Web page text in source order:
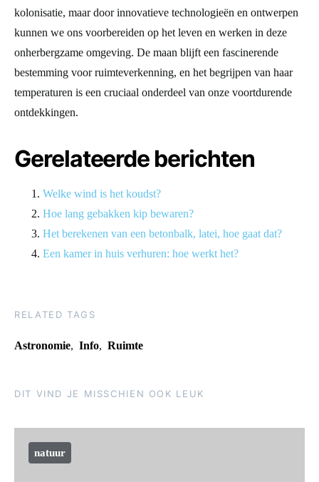
kolonisatie, maar door innovatieve technologieën en ontwerpen
kunnen we ons voorbereiden op het leven en werken in deze
onherbergzame omgeving. De maan blijft een fascinerende
bestemming voor ruimteverkenning, en het begrijpen van haar
temperaturen is een cruciaal onderdeel van onze voortdurende
ontdekkingen.
Gerelateerde berichten
Welke wind is het koudst?
Hoe lang gebakken kip bewaren?
Het berekenen van een betonbalk, latei, hoe gaat dat?
Een kamer in huis verhuren: hoe werkt het?
RELATED TAGS
Astronomie, Info, Ruimte
DIT VIND JE MISSCHIEN OOK LEUK
natuur